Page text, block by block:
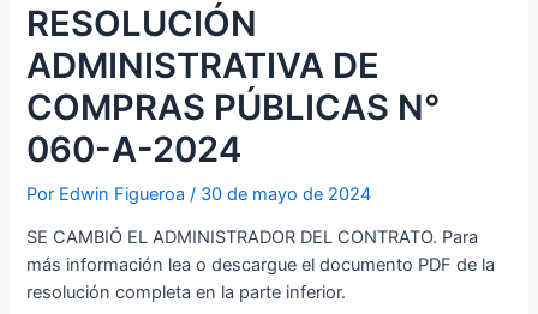
RESOLUCIÓN
ADMINISTRATIVA DE
COMPRAS PÚBLICAS N°
060-A-2024
Por Edwin Figueroa/ 30 de mayo de 2024
SE CAMBIÓ EL ADMINISTRADOR DEL CONTRATO. Para
más información lea o descargue el documento PDF de la
resolución completa en la parte inferior.